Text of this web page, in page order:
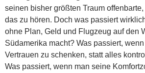
seinen bisher größten Traum
das zu hören. Doch was passiert
ohne Plan, Geld und Flugzeug auf den
Südamerika macht? Was passiert,
Vertrauen zu schenken, statt alles
Was passiert, wenn man seine